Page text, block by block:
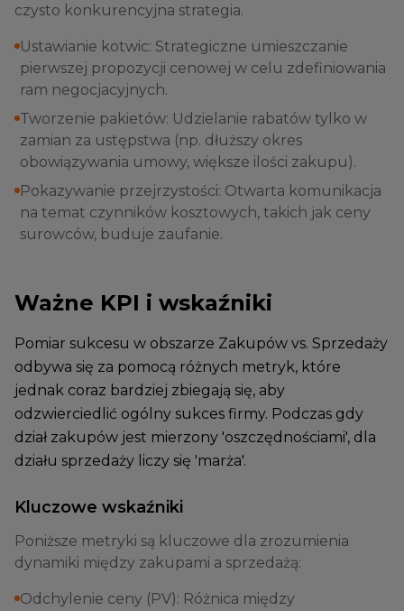
czysto konkurencyjna strategia.
Ustawianie kotwic: Strategiczne umieszczanie
pierwszej propozycji cenowej w celu zdefiniowania
ram negocjacyjnych.
Tworzenie pakietów: Udzielanie rabatów tylko w
zamian za ustępstwa (np. dłuższy okres
obowiązywania umowy, większe ilości zakupu).
Pokazywanie przejrzystości: Otwarta komunikacja
na temat czynników kosztowych, takich jak ceny
surowców, buduje zaufanie.
Ważne KPI i wskaźniki
Pomiar sukcesu w obszarze Zakupów vs. Sprzedaży
odbywa się za pomocą różnych metryk, które
jednak coraz bardziej zbiegają się, aby
odzwierciedlić ogólny sukces firmy. Podczas gdy
dział zakupów jest mierzony 'oszczędnościami', dla
działu sprzedaży liczy się 'marża'.
Kluczowe wskaźniki
Poniższe metryki są kluczowe dla zrozumienia
dynamiki między zakupami a sprzedażą:
Odchylenie ceny (PV): Różnica między